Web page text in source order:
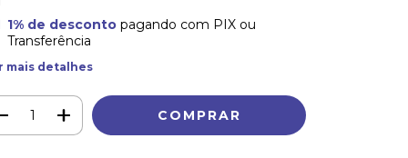
1% de descontopagando com PIX ou
Transferência
mais detalhes